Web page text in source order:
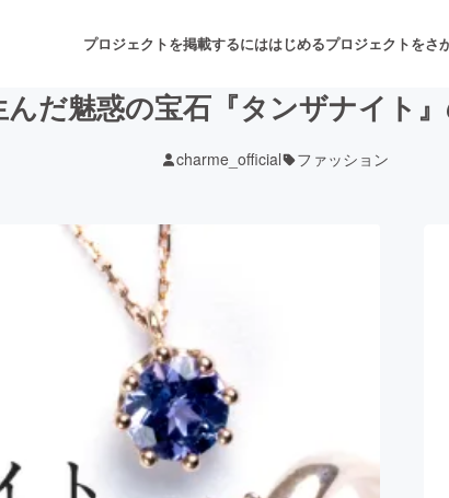
プロジェクトを掲載するにははじめるプロジェクトをさ
舞台・パフォ
ゲーム・サービス開発
書籍・雑誌出版
ビューティー
だ魅惑の宝石『タンザナイト
charme_official ファッション